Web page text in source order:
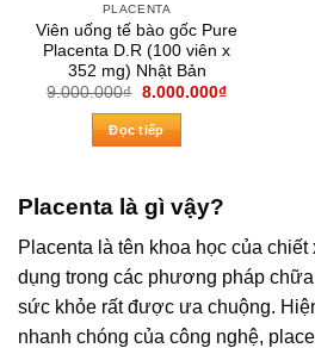
PLACENTA
Viên uống tế bào gốc Pure
Placenta D.R (100 viên x
352 mg) Nhật Bản
9.000.000₫ Giá
là:
9.000.000₫.
8.000.000₫Giá
Đọc tiếp
Placenta là gì vậy?
Placenta là tên khoa học của
dụng trong các phương pháp
sức khỏe rất được ưa chuộng.
nhanh chóng của công nghệ,